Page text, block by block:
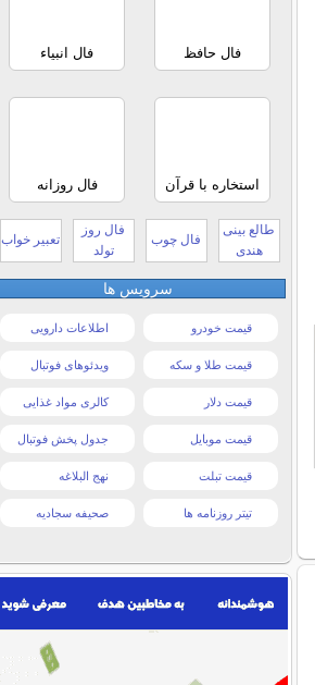
فال حافظ فال انبیاء
استخاره با قرآن فال روزانه
طالع بینی
هندی
فال چوب
فال روز
تولد
تعبیر خواب
سرویس ها
قیمت خودرو اطلاعات دارویی
قیمت طلا و سکه ویدئوهای فوتبال
قیمت دلار کالری مواد غذایی
قیمت موبایل جدول پخش فوتبال
قیمت تبلت نهج البلاغه
تیتر روزنامه ها صحیفه سجادیه